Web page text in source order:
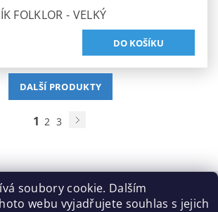
FOLKLOR - VELKÝ
DALŠÍ PRODUKTY
1 2 3
| Doprava a Platba | Blog |
soubory cookie. Dalším
webu vyjadřujete souhlas s jejich